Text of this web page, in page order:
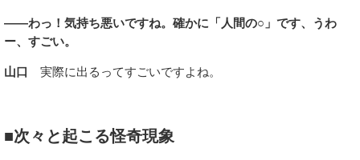
――わっ！気持ち悪いですね。確かに「人間の○」です、うわ
ー、すごい。
山口 実際に出るってすごいですよね。
■次々と起こる怪奇現象